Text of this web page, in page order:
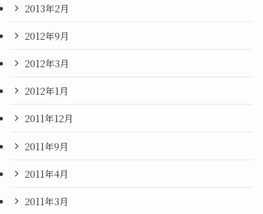
2013年2月
2012年9月
2012年3月
2012年1月
2011年12月
2011年9月
2011年4月
2011年3月